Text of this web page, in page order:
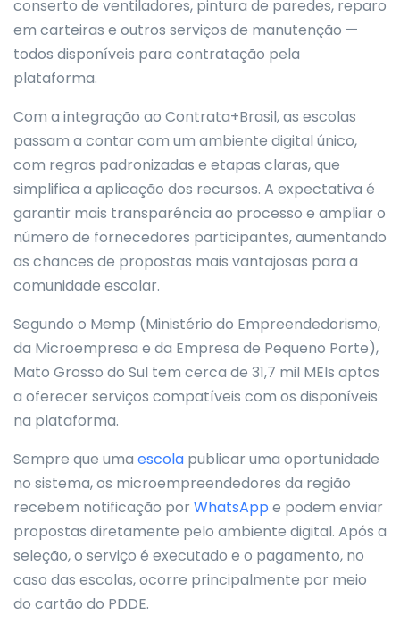
conserto de ventiladores, pintura de paredes, reparo
em carteiras e outros serviços de manutenção —
todos disponíveis para contratação pela
plataforma.
Com a integração ao Contrata+Brasil, as escolas
passam a contar com um ambiente digital único,
com regras padronizadas e etapas claras, que
simplifica a aplicação dos recursos. A expectativa é
garantir mais transparência ao processo e ampliar o
número de fornecedores participantes, aumentando
as chances de propostas mais vantajosas para a
comunidade escolar.
Segundo o Memp (Ministério do Empreendedorismo,
da Microempresa e da Empresa de Pequeno Porte),
Mato Grosso do Sul tem cerca de 31,7 mil MEIs aptos
a oferecer serviços compatíveis com os disponíveis
na plataforma.
Sempre que uma escola publicar uma oportunidade
no sistema, os microempreendedores da região
recebem notificação por WhatsApp e podem enviar
propostas diretamente pelo ambiente digital. Após a
seleção, o serviço é executado e o pagamento, no
caso das escolas, ocorre principalmente por meio
do cartão do PDDE.